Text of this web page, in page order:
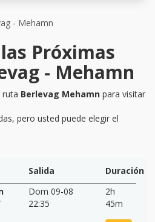
- Mehamn
Próximas
- Mehamn
ruta Berlevag Mehamn para visitar
pero usted puede elegir el
Salida
Duración
Dom 09-08
22:35
2h
45m